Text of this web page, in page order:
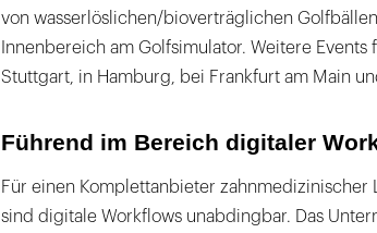
von wasserlöslichen/bioverträglichen
Innenbereich am Golfsimulator. Weitere Events
Stuttgart, in Hamburg, bei Frankfurt am Main
Führend im Bereich digitaler
Für einen Komplettanbieter zahnmedizinischer
sind digitale Workflows unabdingbar. Das